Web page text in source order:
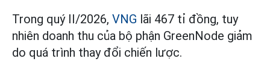
Trong quý II/2026, VNG lãi 467 tỉ đồng, tuy
nhiên doanh thu của bộ phận GreenNode giảm
do quá trình thay đổi chiến lược.